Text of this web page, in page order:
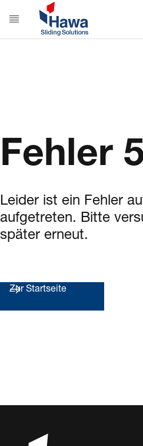
Fehler
Leider ist ein Fehler
aufgetreten. Bitte
später erneut.
Zur Startseite